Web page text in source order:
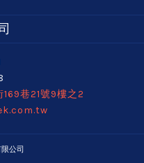
巷21號9樓之2
公司